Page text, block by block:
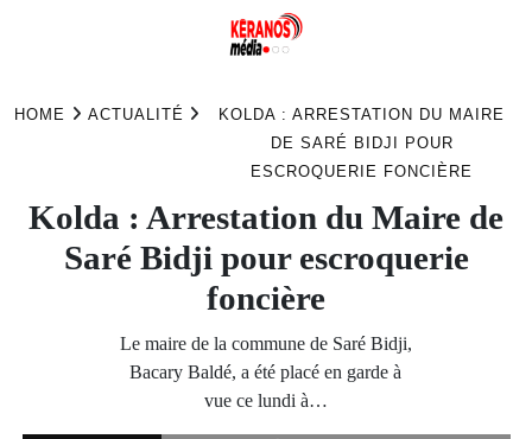
HOME ACTUALITÉ
KOLDA : ARRESTATION DU MAIRE
DE SARÉ BIDJI POUR
ESCROQUERIE FONCIÈRE
Kolda : Arrestation du Maire de
Saré Bidji pour escroquerie
foncière
Le maire de la commune de Saré Bidji,
Bacary Baldé, a été placé en garde à
vue ce lundi à…